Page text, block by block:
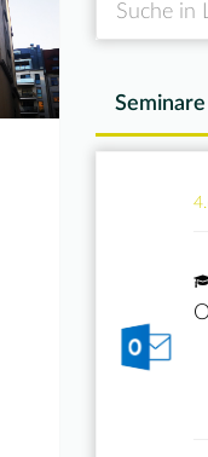
Seminare